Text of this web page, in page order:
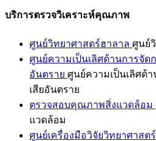
บริการตรวจวิเคราะห์คุณภาพ
ศูนย์วิทยาศาสตร์ฮาลาล ศูนย์
ศูนย์ความเป็นเลิศด้านการจัด
อันตราย ศูนย์ความเป็นเลิศด้
เสียอันตราย
ตรวจสอบคุณภาพสิ่งแวดล้อม
แวดล้อม
ศูนย์เครื่องมือวิจัยวิทยาศาสต